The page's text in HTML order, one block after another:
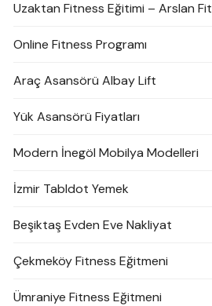
Uzaktan Fitness Eğitimi – Arslan Fit
Online Fitness Programı
Araç Asansörü Albay Lift
Yük Asansörü Fiyatları
Modern İnegöl Mobilya Modelleri
İzmir Tabldot Yemek
Beşiktaş Evden Eve Nakliyat
Çekmeköy Fitness Eğitmeni
Ümraniye Fitness Eğitmeni